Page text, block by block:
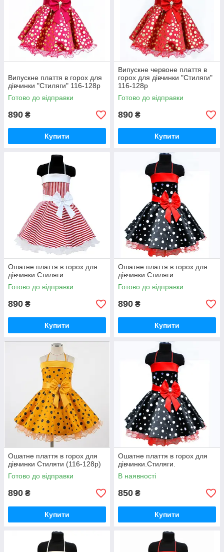
Випускне плаття в горох для
дівчинки "Стиляги" 116-128р
Готово до відправки
890 ₴
Купити
Випускне червоне плаття в
горох для дівчинки "Стиляги"
116-128р
Готово до відправки
890 ₴
Купити
Ошатне плаття в горох для
дівчинки.Стиляги.
Готово до відправки
890 ₴
Купити
Ошатне плаття в горох для
дівчинки.Стиляги.
Готово до відправки
890 ₴
Купити
Ошатне плаття в горох для
дівчинки Стиляти (116-128р)
Готово до відправки
890 ₴
Купити
Ошатне плаття в горох для
дівчинки.Стиляги.
В наявності
850 ₴
Купити